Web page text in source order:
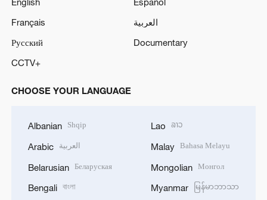
Français
العربية
Русский
Documentary
CCTV+
CHOOSE YOUR LANGUAGE
Albanian Shqip
Arabic العربية
Belarusian Беларуская
Bengali বাংলা
Lao ລາວ
Malay Bahasa Melayu
Mongolian Монгол
Myanmar မြန်မာဘာသာ